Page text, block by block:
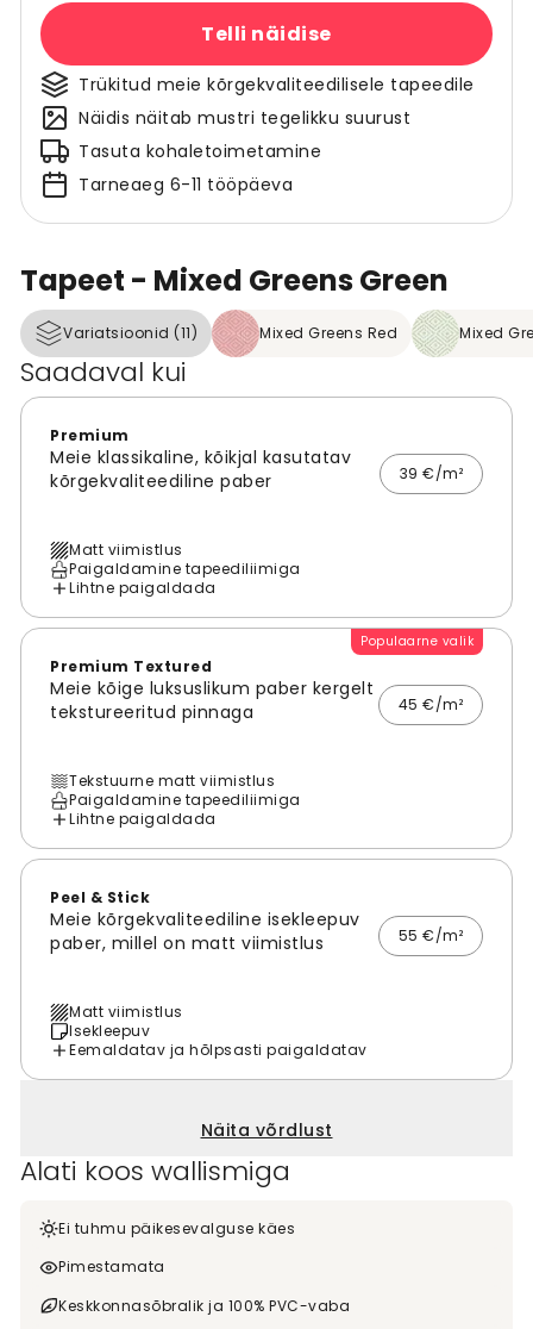
Tapeet - Mixed Greens Green
Variatsioonid (11) Mixed Greens Red Mixed
Saadaval kui
Premium
Meie klassikaline, kõikjal kasutatav
kõrgekvaliteediline paber
39 €/m²
Matt viimistlus
Paigaldamine tapeediliimiga
Lihtne paigaldada
Populaarne valik
Premium Textured
Meie kõige luksuslikum paber kergelt
tekstureeritud pinnaga
45 €/m²
Tekstuurne matt viimistlus
Paigaldamine tapeediliimiga
Lihtne paigaldada
Peel & Stick
Meie kõrgekvaliteediline isekleepuv
paber, millel on matt viimistlus
55 €/m²
Matt viimistlus
Isekleepuv
Eemaldatav ja hõlpsasti paigaldatav
Näita võrdlust
Alati koos wallismiga
Ei tuhmu päikesevalguse käes
Pimestamata
Keskkonnasõbralik ja 100% PVC-vaba
Telli näidise
Trükitud meie kõrgekvaliteedilisele tapeedile
Näidis näitab mustri tegelikku suurust
Tasuta kohaletoimetamine
Tarneaeg 6-11 tööpäeva